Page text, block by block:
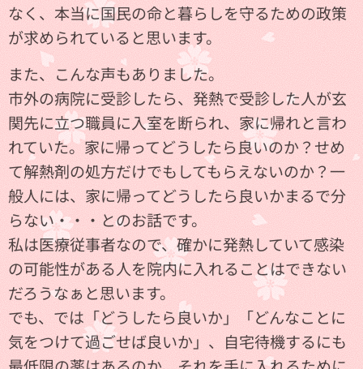
なく、本当に国民の命と暮らしを守るための政策
が求められていると思います。
また、こんな声もありました。
市外の病院に受診したら、発熱で受診した人が玄
関先に立つ職員に入室を断られ、家に帰れと言わ
れていた。家に帰ってどうしたら良いのか？せめ
て解熱剤の処方だけでもしてもらえないのか？一
般人には、家に帰ってどうしたら良いかまるで分
らない・・・とのお話です。
私は医療従事者なので、確かに発熱していて感染
の可能性がある人を院内に入れることはできない
だろうなぁと思います。
でも、では「どうしたら良いか」「どんなことに
気をつけて過ごせば良いか」、自宅待機するにも